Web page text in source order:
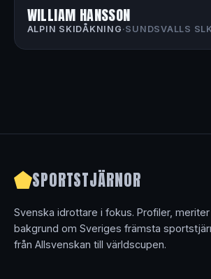
WILLIAM HANSSON
ALPIN SKIDÅKNING ·SUNDSVALLS SLK
SPORTSTJÄRNOR
Svenska idrottare i fokus. Profiler,
bakgrund om Sveriges främsta
från Allsvenskan till världscupen.